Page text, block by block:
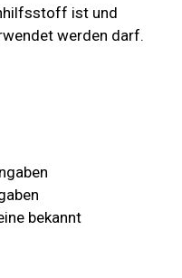
ist und
werden darf.
bekannt